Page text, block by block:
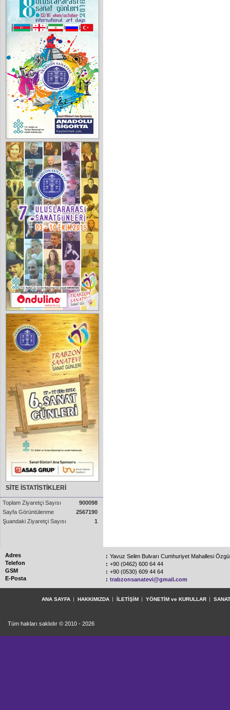
SİTE İSTATİSTİKLERİ
Toplam Ziyaretçi Sayısı
900098
Sayfa Görüntülenme
2567190
Şuandaki Ziyaretçi Sayısı
1
Adres : Yavuz Selim Bulvarı Cumhuriyet Mahallesi
Telefon
: +90 (0462) 600 64 44
GSM
: +90 (0530) 609 44 64
E-Posta
: trabzonsanatevi@gmail.com
ANA SAYFA HAKKIMIZDA İLETİŞİM YÖNETİM ve KURULLAR
Tüm hakları saklıdır © 2010 - 2026